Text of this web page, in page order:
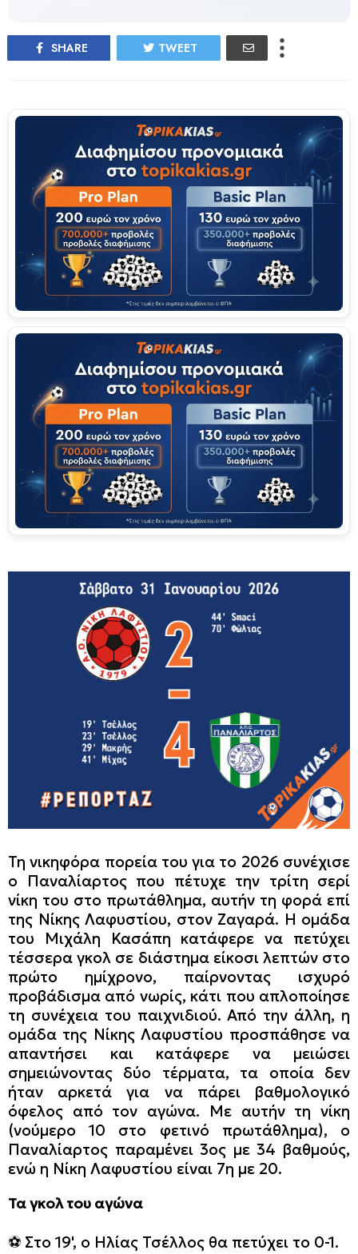
SHARE TWEET
Τη νικηφόρα πορεία του για το 2026 συνέχισε
ο Παναλίαρτος που πέτυχε την τρίτη σερί
νίκη του στο πρωτάθλημα, αυτήν τη φορά επί
της Νίκης Λαφυστίου, στον Ζαγαρά. Η ομάδα
του Μιχάλη Κασάπη κατάφερε να πετύχει
τέσσερα γκολ σε διάστημα είκοσι λεπτών στο
πρώτο ημίχρονο, παίρνοντας ισχυρό
προβάδισμα από νωρίς, κάτι που απλοποίησε
τη συνέχεια του παιχνιδιού. Από την άλλη, η
ομάδα της Νίκης Λαφυστίου προσπάθησε να
απαντήσει και κατάφερε να μειώσει
σημειώνοντας δύο τέρματα, τα οποία δεν
ήταν αρκετά για να πάρει βαθμολογικό
όφελος από τον αγώνα. Με αυτήν τη νίκη
(νούμερο 10 στο φετινό πρωτάθλημα), ο
Παναλίαρτος παραμένει 3ος με 34 βαθμούς,
ενώ η Νίκη Λαφυστίου είναι 7η με 20.
Τα γκολ του αγώνα
⚽️ Στο 19', ο Ηλίας Τσέλλος θα πετύχει το 0-1.